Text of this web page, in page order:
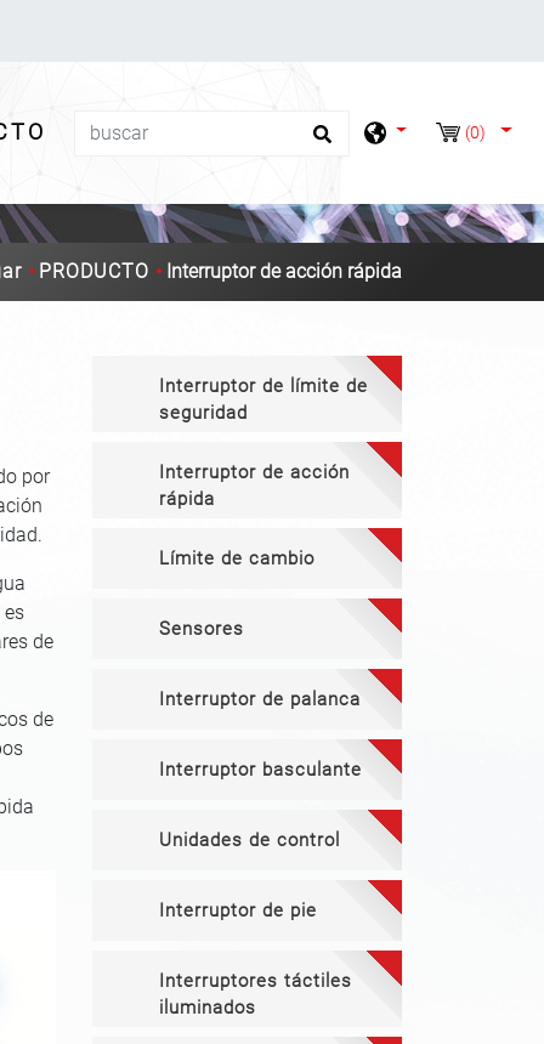
(0)
PRODUCTO Interruptor de acción rápida
Interruptor de límite de
seguridad
Interruptor de acción
rápida
Límite de cambio
Sensores
Interruptor de palanca
Interruptor basculante
Unidades de control
Interruptor de pie
Interruptores táctiles
iluminados
por
es
de
de